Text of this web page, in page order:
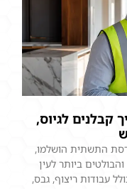
קבלנים לגיוס,
התשתית הושלמו,
ביותר לעין
עבודות ריצוף, גבס,